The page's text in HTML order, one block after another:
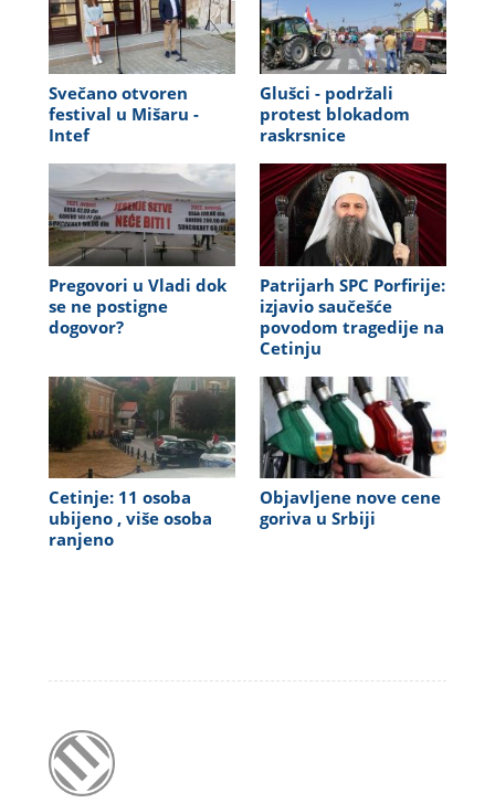
Svečano otvoren
festival u Mišaru -
Intef
Glušci - podržali
protest blokadom
raskrsnice
Pregovori u Vladi dok
se ne postigne
dogovor?
Patrijarh SPC Porfirije:
izjavio saučešće
povodom tragedije na
Cetinju
Cetinje: 11 osoba
ubijeno , više osoba
ranjeno
Objavljene nove cene
goriva u Srbiji